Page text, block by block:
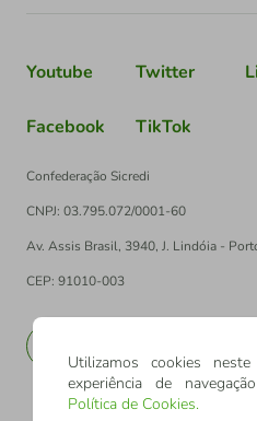
Youtube Twitter
Facebook TikTok
Confederação Sicredi
CNPJ: 03.795.072/0001-60
Av. Assis Brasil, 3940, J. Lindóia -
CEP: 91010-003
Utilizamos cookies
experiência de
Política de Cookies.